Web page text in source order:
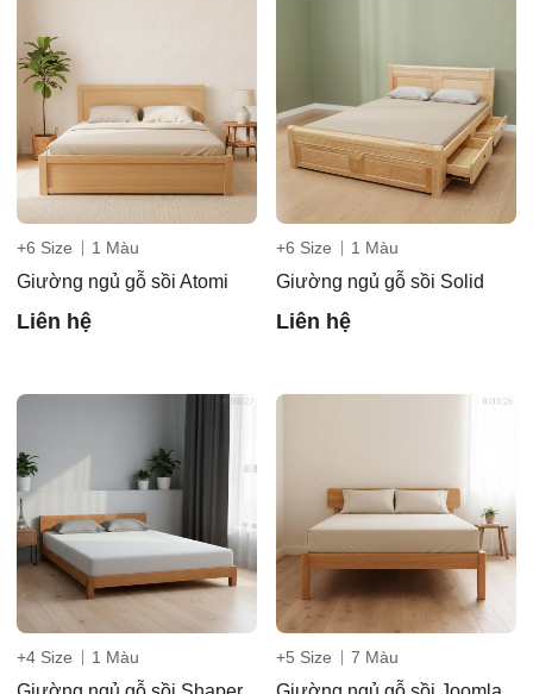
chính:
3/6D, ấp
Tiền Lân,
xã Bà
+6 Size 1 Màu
Giường ngủ gỗ sồi Atomi
Liên hệ
+6 Size 1 Màu
Giường ngủ gỗ sồi Solid
Liên hệ
+4 Size 1 Màu +5 Size 7 Màu